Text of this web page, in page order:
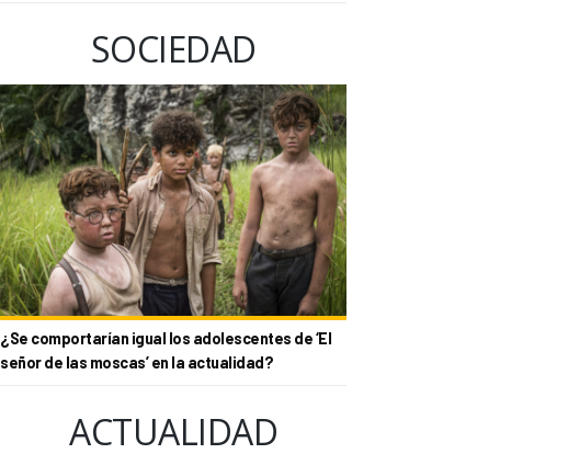
SOCIEDAD
¿Se comportarían igual los adolescentes de ‘El
señor de las moscas’ en la actualidad?
ACTUALIDAD